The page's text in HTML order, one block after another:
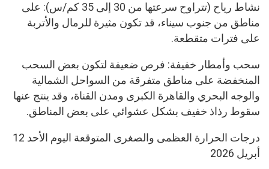
​نشاط رياح (تتراوح سرعتها من 30 إلى 35 كم/س): على
مناطق من جنوب سيناء، قد تكون مثيرة للرمال والأتربة
على فترات متقطعة.
​سحب وأمطار خفيفة: فرص ضعيفة لتكون بعض السحب
المنخفضة على مناطق متفرقة من السواحل الشمالية
والوجه البحري والقاهرة الكبرى ومدن القناة، وقد ينتج عنها
سقوط رذاذ خفيف بشكل عشوائي على بعض المناطق.
درجات الحرارة العظمى والصغرى المتوقعة اليوم الأحد 12
أبريل 2026